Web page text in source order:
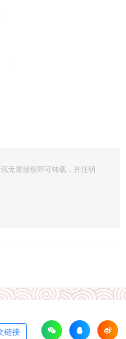
无需授权即可转载，并注明
链接